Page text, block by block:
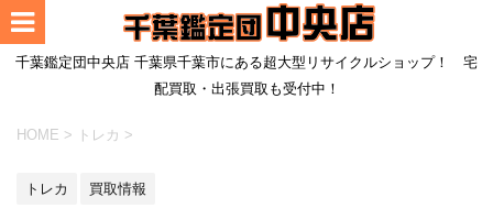
千葉鑑定団中央店 千葉県千葉市にある超大型リサイクルショップ！ 宅
配買取・出張買取も受付中！
HOME > トレカ >
トレカ 買取情報